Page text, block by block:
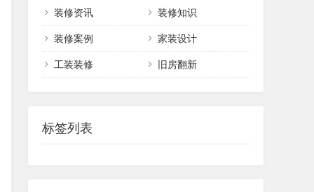
装修资讯 装修知识
装修案例 家装设计
工装装修 旧房翻新
标签列表